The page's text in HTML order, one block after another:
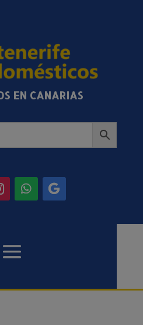
EN CANARIAS